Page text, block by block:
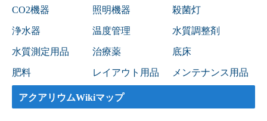
CO2機器 照明機器 殺菌灯
浄水器 温度管理 水質調整剤
水質測定用品 治療薬 底床
肥料 レイアウト用品 メンテナンス用品
アクアリウムWikiマップ